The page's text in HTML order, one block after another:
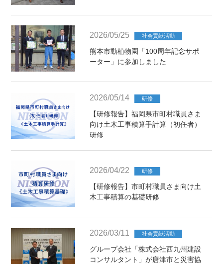
2026/05/25 社会貢献活動
熊本市動植物園「100周年記念サポ
ーター」に参加しました
2026/05/14 研修
【研修報告】福岡県市町村職員さま
向け土木工事積算手計算（初任者）
研修
2026/04/22 研修
【研修報告】市町村職員さま向け土
木工事積算の基礎研修
2026/03/11 社会貢献活動
グループ会社「株式会社西九州建設
コンサルタント」が唐津市と災害協